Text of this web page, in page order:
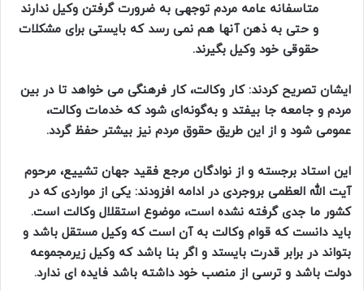
متاسفانه عامه مردم توجهی به ضرورت گرفتن وکیل ندارند
و حتی به ذهن آنها هم نمی رسد که بایستی برای مشکلات
حقوقی خود وکیل بگیرند.
ایشان تصریح کردند: کار وکالت، کار فرهنگی می خواهد تا در بین
مردم و جامعه جا بیفتد و به‌گونه‌ای شود که خدمات وکالت،
عمومی شود و از این طریق حقوق مردم نیز بیشتر حفظ گردد.
این استاد برجسته و از نوادگان مرجع فقید جهان تشییع، مرحوم
آیت الله العظمی بروجردی در ادامه افزودند: یکی از مواردی که در
کشور ما جدی گرفته نشده است، موضوع استقلال وکالت است.
باید دانست که قوام وکالت به آن است که وکیل مستقل باشد و
بتواند در برابر قدرت بایستد و اگر بنا باشد که وکیل زیرمجموعه
دولت باشد و ترسی از منصب خود داشته باشد فایده ای ندارد.